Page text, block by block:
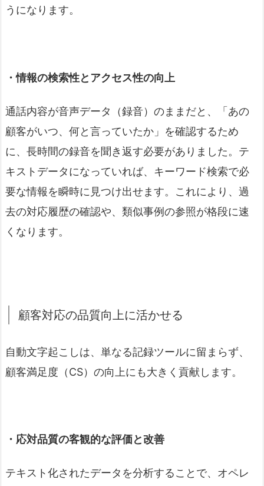
うになります。
・情報の検索性とアクセス性の向上
通話内容が音声データ（録音）のままだと、「あの
顧客がいつ、何と言っていたか」を確認するため
に、長時間の録音を聞き返す必要がありました。テ
キストデータになっていれば、キーワード検索で必
要な情報を瞬時に見つけ出せます。これにより、過
去の対応履歴の確認や、類似事例の参照が格段に速
くなります。
顧客対応の品質向上に活かせる
自動文字起こしは、単なる記録ツールに留まらず、
顧客満足度（CS）の向上にも大きく貢献します。
・応対品質の客観的な評価と改善
テキスト化されたデータを分析することで、オペレ